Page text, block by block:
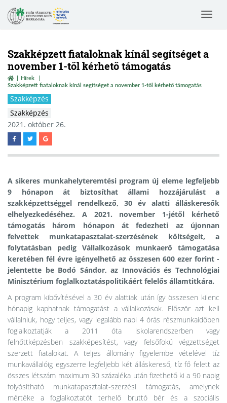
Toggle
Szakképzett fiataloknak kínál segítséget a
november 1-től kérhető támogatás
Hírek
Szakképzett fiataloknak kínál segítséget a november 1-től kérhető támogatás
Szakképzés
Szakképzés
2021. október 26.
A sikeres munkahelyteremtési program új eleme legfeljebb
9 hónapon át biztosíthat állami hozzájárulást a
szakképzettséggel rendelkező, 30 év alatti álláskeresők
elhelyezkedéséhez. A 2021. november 1-jétől kérhető
támogatás három hónapon át fedezheti az újonnan
felvettek munkatapasztalat-szerzésének költségeit, a
folytatásban pedig Vállalkozások munkaerő támogatása
keretében fél évre igényelhető az összesen 600 ezer forint -
jelentette be Bodó Sándor, az Innovációs és Technológiai
Minisztérium foglalkoztatáspolitikáért felelős államtitkára.
A program kibővítésével a 30 év alattiak után így összesen kilenc
hónapig kaphatnak támogatást a vállalkozások. Először azt kell
vállalniuk, hogy teljes, vagy legalább napi 4 órás részmunkaidőben
foglalkoztatják a 2011 óta iskolarendszerben vagy
felnőttképzésben szakképesítést, vagy felsőfokú végzettséget
szerzett fiatalokat. A teljes állomány figyelembe vételével tíz
munkavállalóig egyszerre legfeljebb két álláskereső, tíz fő felett az
összes létszám maximum 30 százaléka után fizethető ki a 90 napig
folyósítható munkatapasztalat-szerzési támogatás, amelynek
mértéke a foglalkoztatót terhelő bruttó bér és a szociális